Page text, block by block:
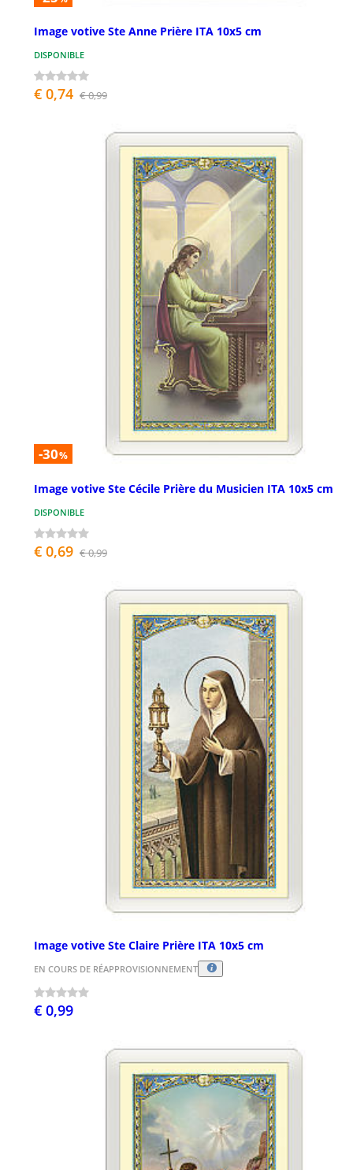
Image votive Ste Anne Prière ITA 10x5 cm
DISPONIBLE
€ 0,74 € 0,99
-30%
Image votive Ste Cécile Prière du Musicien ITA 10x5 cm
DISPONIBLE
€ 0,69 € 0,99
Image votive Ste Claire Prière ITA 10x5 cm
EN COURS DE RÉAPPROVISIONNEMENT
€ 0,99